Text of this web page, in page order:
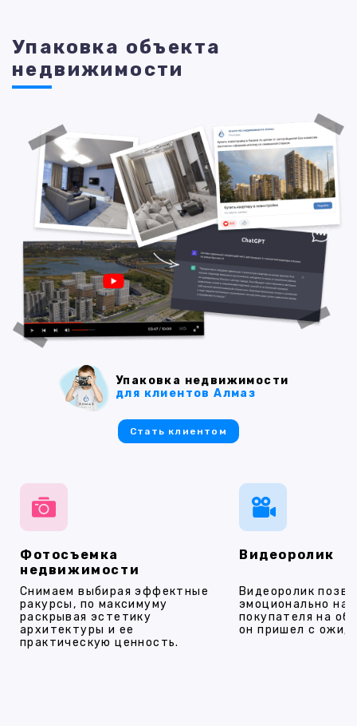
Упаковка объекта
недвижимости
Фотосъемка
недвижимости
Снимаем выбирая эффектные
ракурсы, по максимуму
раскрывая эстетику
архитектуры и ее
практическую ценность.
Видеоролик
Видеоролик
эмоционально
покупателя на
он пришел с
Упаковка недвижимости
для клиентов Алмаз
Стать клиентом